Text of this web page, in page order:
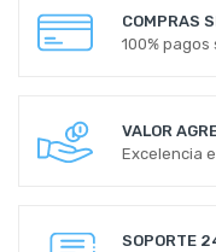
COMPRAS
100% pagos
VALOR
Excelencia
SOPORTE